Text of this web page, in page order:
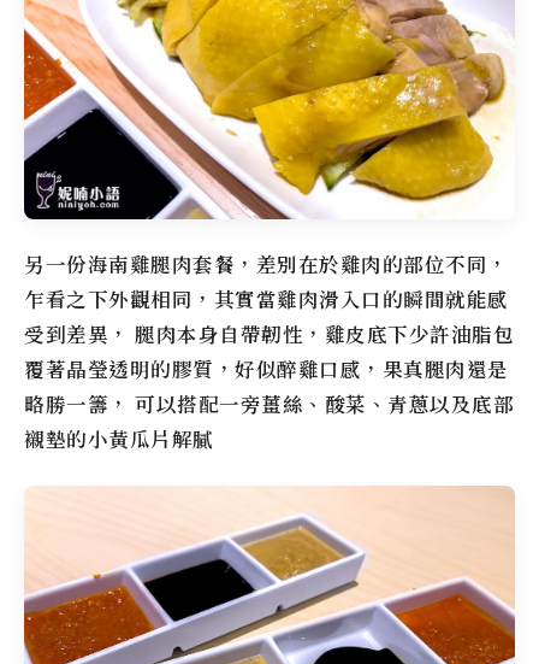
另一份海南雞腿肉套餐，差別在於雞肉的部位不同，
乍看之下外觀相同，其實當雞肉滑入口的瞬間就能感
受到差異， 腿肉本身自帶韌性，雞皮底下少許油脂包
覆著晶瑩透明的膠質，好似醉雞口感，果真腿肉還是
略勝一籌， 可以搭配一旁薑絲、酸菜、青蔥以及底部
襯墊的小黃瓜片解膩